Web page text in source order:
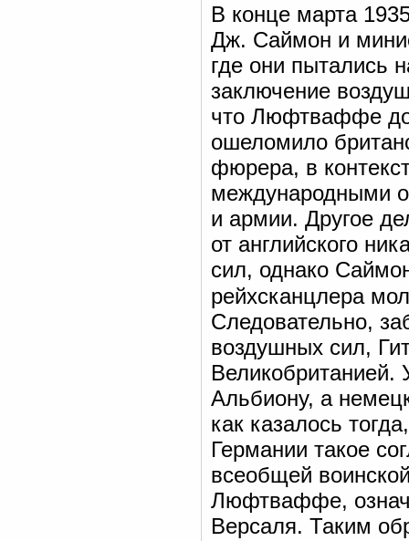
В конце марта
Дж. Саймон и
где они пытались
заключение
что Люфтваффе
ошеломило
фюрера, в
международными
и армии. Другое
от английского
сил, однако
рейхсканцлера
Следовательно,
воздушных сил,
Великобританией.
Альбиону, а
как казалось
Германии такое
всеобщей
Люфтваффе,
Версаля. Таким